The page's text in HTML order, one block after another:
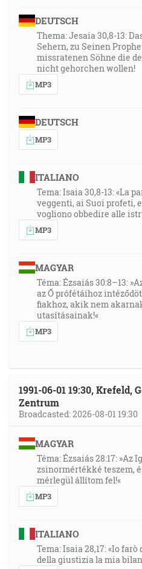
DEUTSCH
Thema: Jesaia 30,8-13:
Sehern, zu Seinen
missratenen Söhne die
nicht gehorchen wollen!
MP3
DEUTSCH
MP3
ITALIANO
Tema: Isaia 30,8-13: «La
veggenti, ai Suoi profeti,
vogliono obbedire alle
MP3
MAGYAR
Téma: Ézsaiás 30:8–13:
az Ő prófétáihoz
fiakhoz, akik nem
utasításainak!«
MP3
1991-06-01 19:30, Krefeld,
Zentrum
Broadcasted: 2026-08-01 19:30
MAGYAR
Téma: Ézsaiás 28:17: »Az
zsinormértékké teszem,
mérlegül állítom fel!«
MP3
ITALIANO
Tema: Isaia 28,17: «Io
della giustizia la mia